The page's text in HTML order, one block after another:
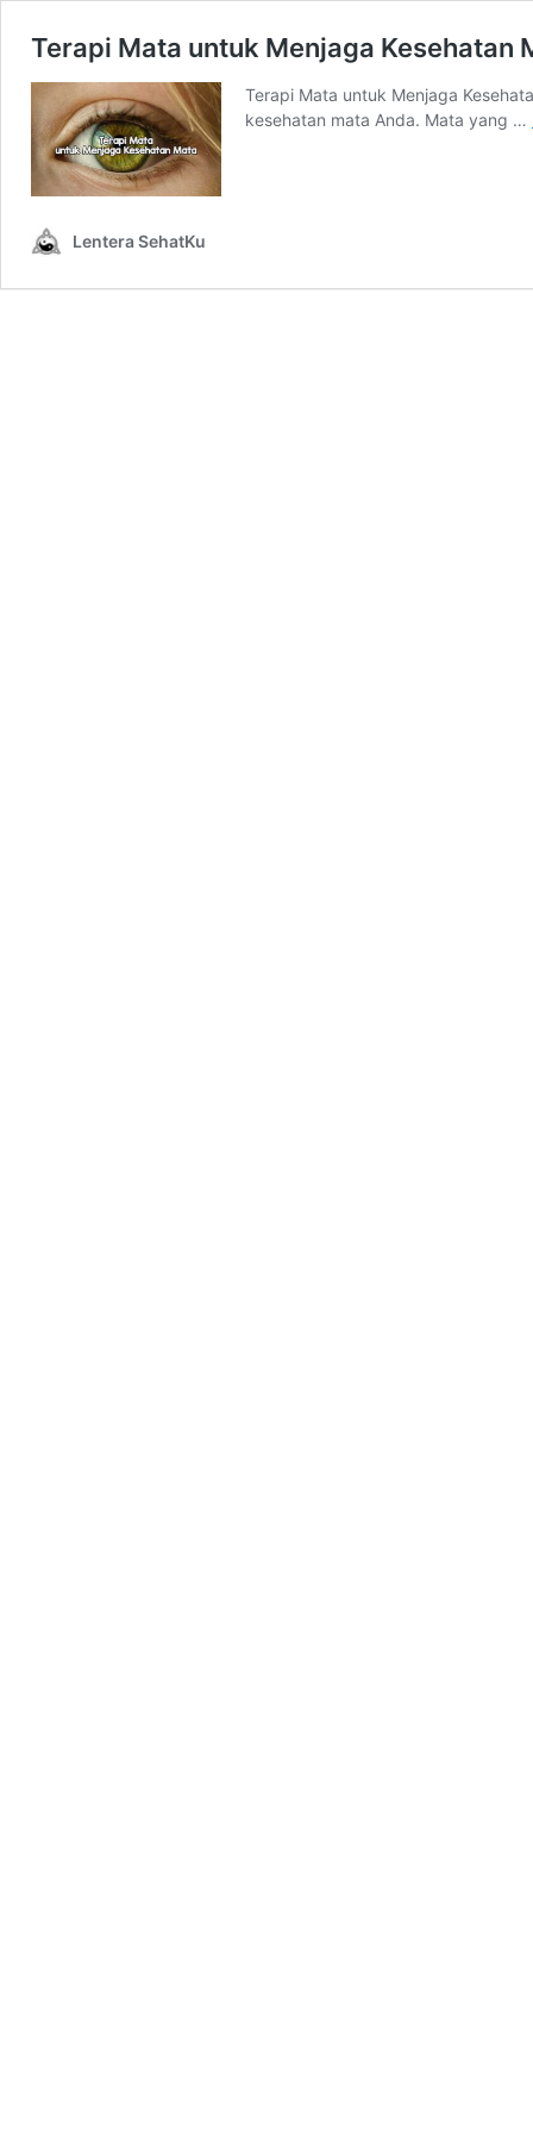
Terapi Mata untuk Menjaga Kesehatan
Terapi Mata untuk Menjaga
kesehatan mata Anda. Mata yang …
Lentera SehatKu